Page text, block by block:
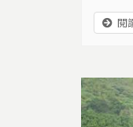
對面
上衣
生院
大選
日，
閱